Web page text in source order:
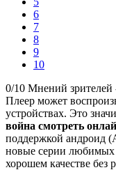
6
7
8
9
10
0/10 Мнений зрителей
Плеер может
устройствах. Это
война смотреть
поддержкой андроид
новые серии любимых
хорошем качестве без